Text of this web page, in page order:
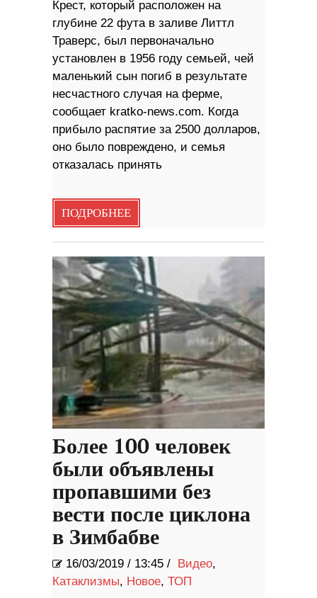
Крест, который расположен на
глубине 22 фута в заливе Литтл
Траверс, был первоначально
установлен в 1956 году семьей, чей
маленький сын погиб в результате
несчастного случая на ферме,
сообщает kratko-news.com. Когда
прибыло распятие за 2500 долларов,
оно было повреждено, и семья
отказалась принять
ПОДРОБНЕЕ
Более 100 человек
были объявлены
пропавшими без
вести после циклона
в Зимбабве
16/03/2019 / 13:45 / Видео,
Катаклизмы, Новое, ТОП